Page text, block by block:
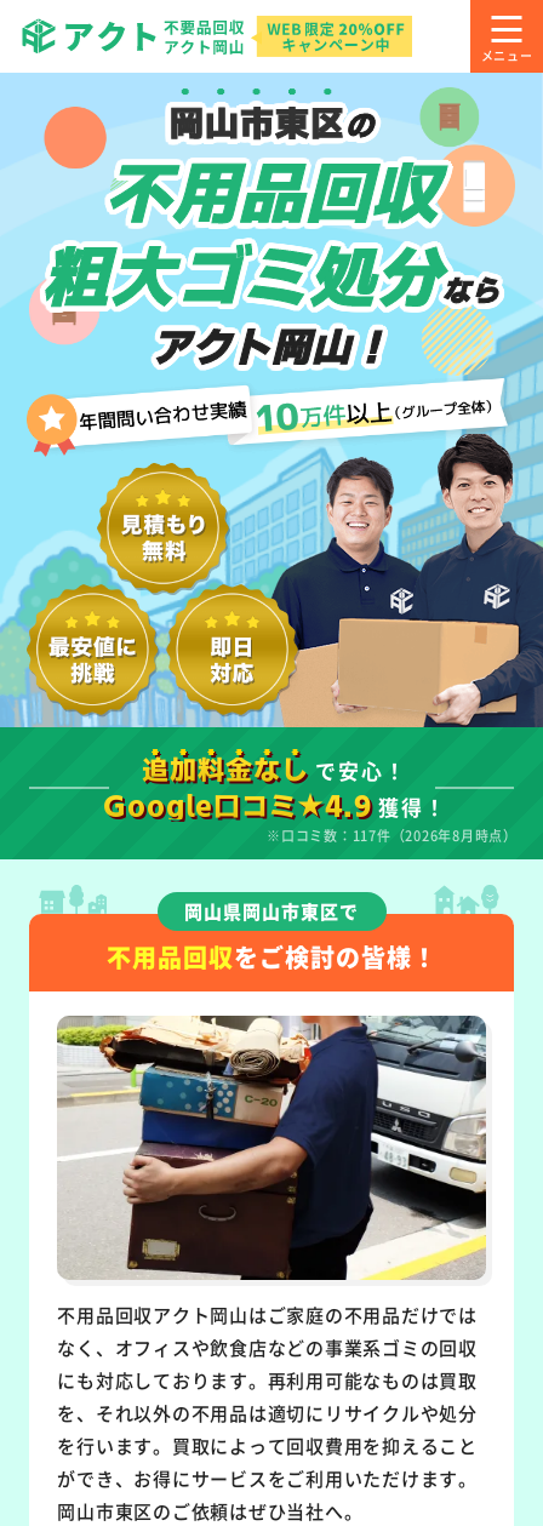
岡山市東区の
不用品回収
粗大ゴミ処分なら
アクト岡山！
追加料金なし で安心！
Google口コミ★4.9 獲得！
※口コミ数：117件（2026年8月時点）
岡山県岡山市東区で
不用品回収をご検討の皆様！
不用品回収アクト岡山はご家庭の不用品だけでは
なく、オフィスや飲食店などの事業系ゴミの回収
にも対応しております。再利用可能なものは買取
を、それ以外の不用品は適切にリサイクルや処分
を行います。買取によって回収費用を抑えること
ができ、お得にサービスをご利用いただけます。
岡山市東区のご依頼はぜひ当社へ。